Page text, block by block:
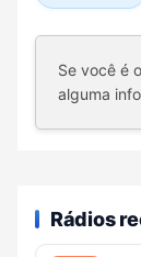
Se você é
alguma
Rádios